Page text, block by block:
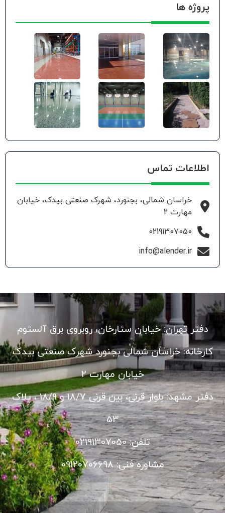
پروژه ها
اطلاعات تماس
خراسان شمالی، بجنورد، شهرک صنعتی بیدک، خیابان
مهارت 2
02191307050
info@alender.ir
دفتر تهران: خیابان ستارخان، روبروی برق آلستوم
کارخانه: خراسان شمالی بجنورد شهرک صنعتی بیدک
خیابان مهارت 2
دفتر مشهد: بلوار قرنی، بین قرنی 18/7 و 18/9 ، پلاک
53
تلفن: 02191307050
مشاوره فنی: 09120706698